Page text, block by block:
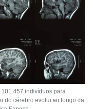
indivíduos para
do cérebro evolui ao longo da